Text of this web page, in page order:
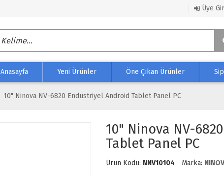
Üye
Anasayfa Yeni Ürünler Öne Çıkan Ürünler
10" Ninova NV-6820 Endüstriyel Android Tablet Panel PC
10" Ninova NV-
Tablet Panel PC
Ürün Kodu: NNV10104 Marka: